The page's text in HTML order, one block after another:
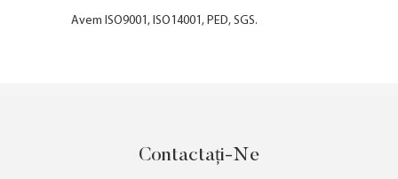
Avem ISO9001, ISO14001, PED, SGS.
Contactați-Ne